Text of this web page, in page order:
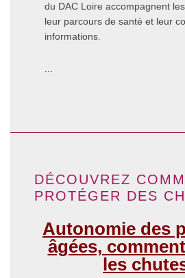
du DAC Loire accompagnent
leur parcours de santé et leur
informations.
DÉCOUVREZ
PROTÉGER DES
Autonomie des
âgées,
les